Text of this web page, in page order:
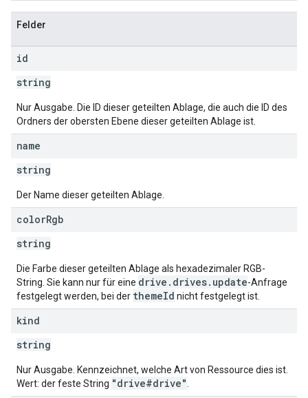
Felder
id
string
Nur Ausgabe. Die ID dieser geteilten Ablage, die auch die ID des
Ordners der obersten Ebene dieser geteilten Ablage ist.
name
string
Der Name dieser geteilten Ablage.
colorRgb
string
Die Farbe dieser geteilten Ablage als hexadezimaler RGB-
String. Sie kann nur für eine drive.drives.update-Anfrage
festgelegt werden, bei der themeId nicht festgelegt ist.
kind
string
Nur Ausgabe. Kennzeichnet, welche Art von Ressource dies ist.
Wert: der feste String "drive#drive"